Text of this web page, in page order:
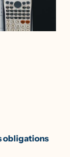
obligations